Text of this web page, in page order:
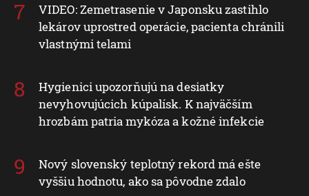
VIDEO: Zemetrasenie v Japonsku zastihlo
lekárov uprostred operácie, pacienta chránili
vlastnými telami
Hygienici upozorňujú na desiatky
nevyhovujúcich kúpalísk. K najväčším
hrozbám patria mykóza a kožné infekcie
Nový slovenský teplotný rekord má ešte
vyššiu hodnotu, ako sa pôvodne zdalo